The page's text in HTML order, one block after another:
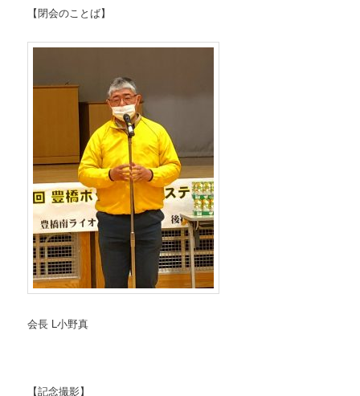
【閉会のことば】
会長 L小野真
【記念撮影】